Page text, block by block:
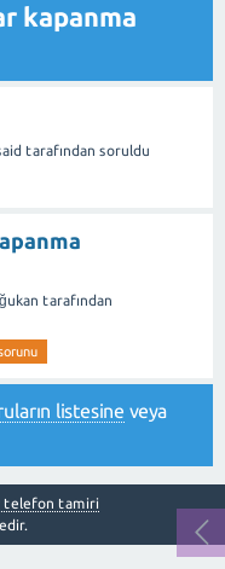
kapanma
tarafından soruldu
tarafından
listesine veya
telefon tamiri